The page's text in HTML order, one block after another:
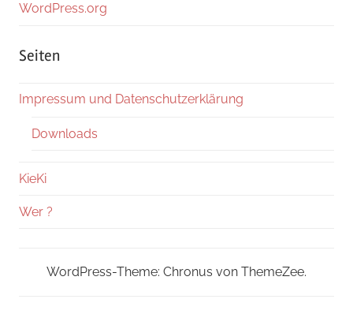
WordPress.org
Seiten
Impressum und Datenschutzerklärung
Downloads
KieKi
Wer ?
WordPress-Theme: Chronus von ThemeZee.